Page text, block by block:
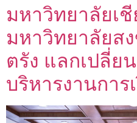
มหาวิทยาลัยเ
มหาวิทยาลัยส
ตรัง แลกเปลี่ย
บริหารงานการ